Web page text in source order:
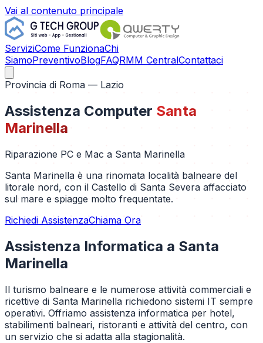
Vai al contenuto principale
ServiziCome FunzionaChi
SiamoPreventivoBlogFAQRMM CentralContattaci
Provincia di Roma — Lazio
Assistenza Computer Santa
Marinella
Riparazione PC e Mac a Santa Marinella
Santa Marinella è una rinomata località balneare del
litorale nord, con il Castello di Santa Severa affacciato
sul mare e spiagge molto frequentate.
Richiedi AssistenzaChiama Ora
Assistenza Informatica a Santa
Marinella
Il turismo balneare e le numerose attività commerciali e
ricettive di Santa Marinella richiedono sistemi IT sempre
operativi. Offriamo assistenza informatica per hotel,
stabilimenti balneari, ristoranti e attività del centro, con
un servizio che si adatta alla stagionalità.